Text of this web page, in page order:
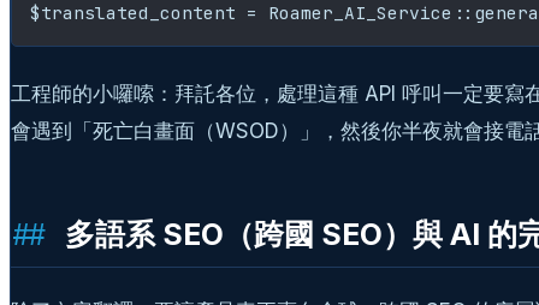
工程師的小囉嗦：拜託各位，處理這種 API 呼叫一定要
會遇到「死亡白畫面（WSOD）」，然後你半夜就會接電
多語系 SEO（跨國 SEO）與 AI